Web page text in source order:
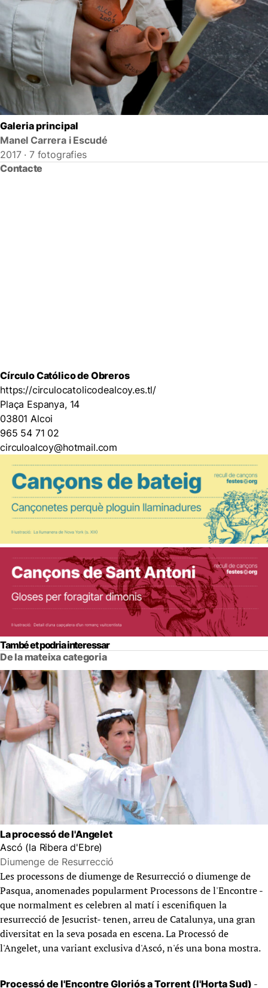
Galeria principal
Manel Carrera i Escudé
2017 · 7 fotografies
Contacte
Círculo Católico de Obreros
https://circulocatolicodealcoy.es.tl/
Plaça Espanya, 14
03801 Alcoi
965 54 71 02
circuloalcoy@hotmail.com
També et podria interessar
De la mateixa categoria
La processó de l'Angelet
Ascó (la Ribera d'Ebre)
Diumenge de Resurrecció
Les processons de diumenge de Resurrecció o diumenge de
Pasqua, anomenades popularment Processons de l'Encontre -
que normalment es celebren al matí i escenifiquen la
resurrecció de Jesucrist- tenen, arreu de Catalunya, una gran
diversitat en la seva posada en escena. La Processó de
l'Angelet, una variant exclusiva d'Ascó, n'és una bona mostra.
Processó de l'Encontre Gloriós a Torrent (l'Horta Sud) -